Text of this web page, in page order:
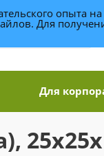
Для
опыта
Для